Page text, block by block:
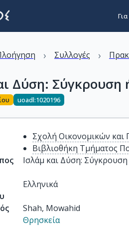
› Συλλογές ›
Δύση:
uoadl:1020196
Σχολή Οικονομικών και
Βιβλιοθήκη Τμήματος
Ισλάμ και Δύση:
Ελληνικά
Shah, Mowahid
Θρησκεία